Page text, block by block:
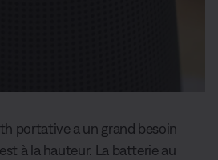
portative a un grand besoin
à la hauteur. La batterie au